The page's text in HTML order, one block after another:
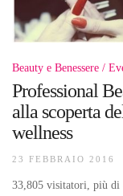
Beauty e Benessere
Professional
alla scoperta
wellness
23 FEBBRAIO 2016
33,805 visitatori, più di